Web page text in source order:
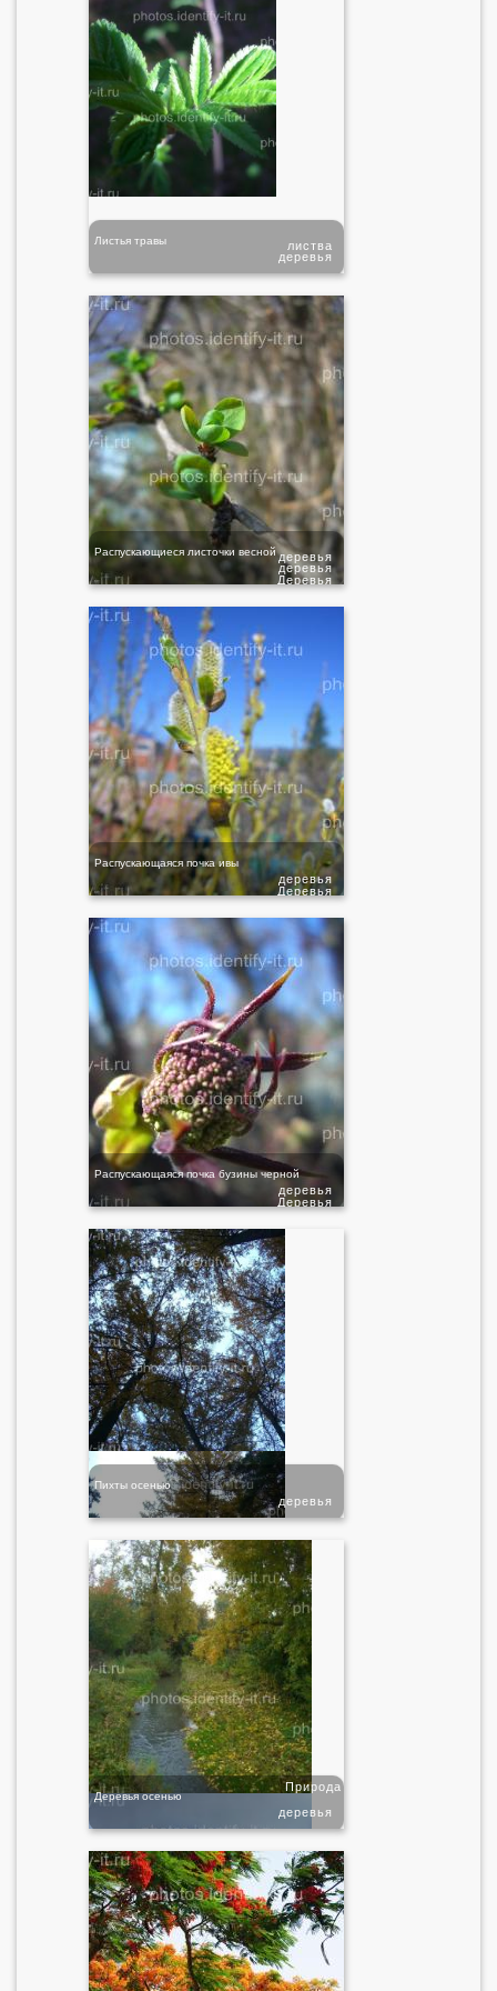
Листья травы листва
деревья
Распускающиеся листочки веснойдеревья
Деревья
деревья
Распускающаяся почка ивы
Деревья
деревья
Распускающаяся почка бузины черной
Деревья
деревья
Пихты осенью
деревья
Деревья осенью
Природа
деревья